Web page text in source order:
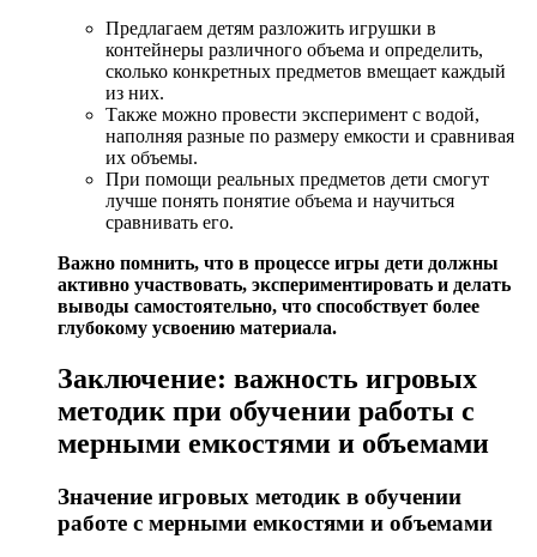
Предлагаем детям разложить игрушки в
контейнеры различного объема и определить,
сколько конкретных предметов вмещает каждый
из них.
Также можно провести эксперимент с водой,
наполняя разные по размеру емкости и сравнивая
их объемы.
При помощи реальных предметов дети смогут
лучше понять понятие объема и научиться
сравнивать его.
Важно помнить, что в процессе игры дети должны
активно участвовать, экспериментировать и делать
выводы самостоятельно, что способствует более
глубокому усвоению материала.
Заключение: важность игровых
методик при обучении работы с
мерными емкостями и объемами
Значение игровых методик в обучении
работе с мерными емкостями и объемами